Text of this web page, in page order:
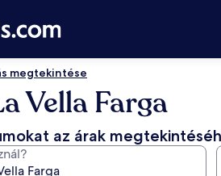
megtekintése
Vella Farga
az árak